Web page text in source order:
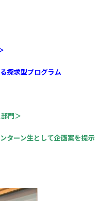
探求型プログラム
門＞
ターン生として企画案を提示